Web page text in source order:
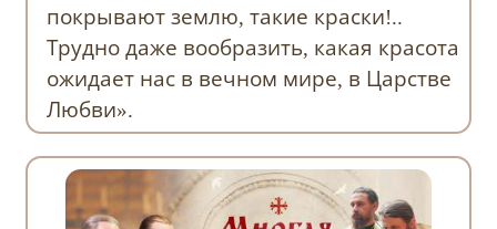
покрывают землю, такие краски!..
Трудно даже вообразить, какая красота
ожидает нас в вечном мире, в Царстве
Любви».